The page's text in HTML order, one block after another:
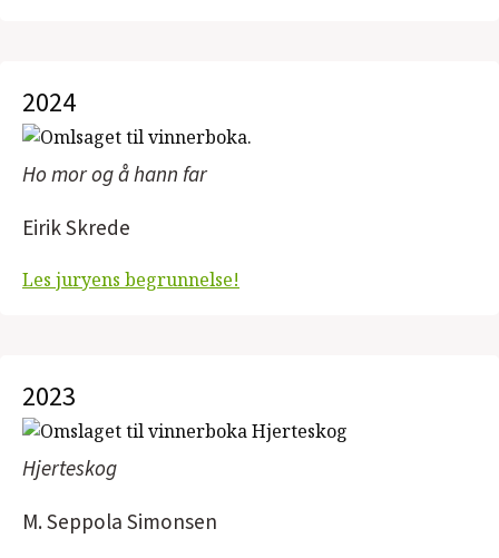
2024
Ho mor og å hann far
Eirik Skrede
Les juryens begrunnelse!
2023
Hjerteskog
M. Seppola Simonsen